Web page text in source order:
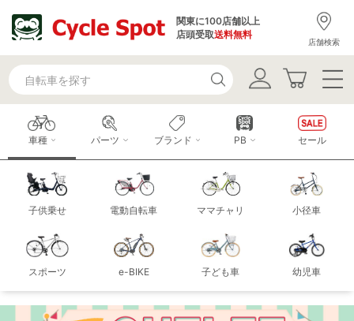
関東に100店舗以上
店頭受取送料無料
店舗検索
車種
子供乗せ 電動自転車 ママチャリ 小径車
スポーツ e-BIKE 子ども車 幼児車
パーツ ブランド PB セール